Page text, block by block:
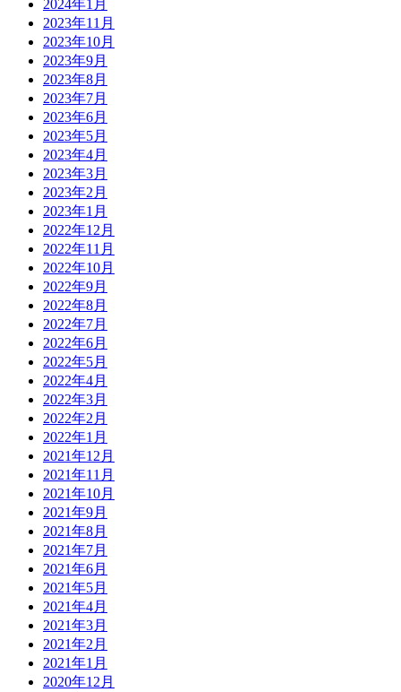
2024年1月
2023年11月
2023年10月
2023年9月
2023年8月
2023年7月
2023年6月
2023年5月
2023年4月
2023年3月
2023年2月
2023年1月
2022年12月
2022年11月
2022年10月
2022年9月
2022年8月
2022年7月
2022年6月
2022年5月
2022年4月
2022年3月
2022年2月
2022年1月
2021年12月
2021年11月
2021年10月
2021年9月
2021年8月
2021年7月
2021年6月
2021年5月
2021年4月
2021年3月
2021年2月
2021年1月
2020年12月